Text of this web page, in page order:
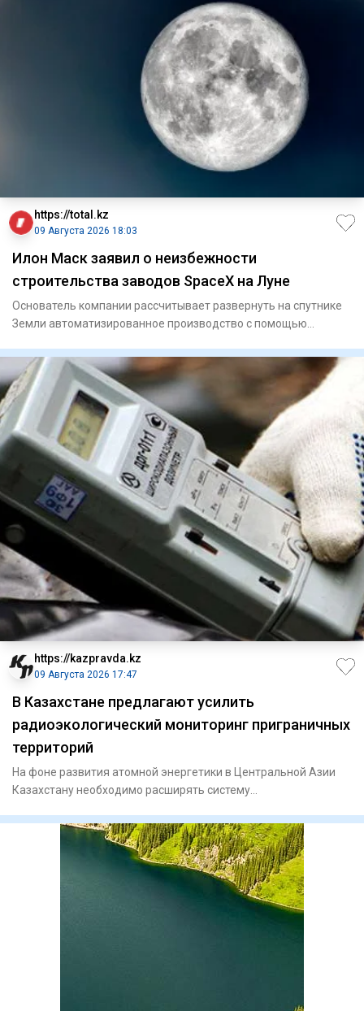
https://total.kz
09 Августа 2026 18:03
Илон Маск заявил о неизбежности
строительства заводов SpaceX на Луне
Основатель компании рассчитывает развернуть на спутнике
Земли автоматизированное производство с помощью
https://kazpravda.kz
09 Августа 2026 17:47
В Казахстане предлагают усилить
радиоэкологический мониторинг приграничных
территорий
На фоне развития атомной энергетики в Центральной Азии
Казахстану необходимо расширять систему